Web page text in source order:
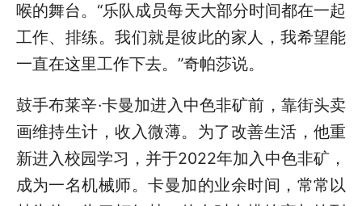
喉的舞台。“乐队成员每天大部分时间都在一起
工作、排练。我们就是彼此的家人，我希望能
一直在这里工作下去。”奇帕莎说。
鼓手布莱辛·卡曼加进入中色非矿前，靠街头卖
画维持生计，收入微薄。为了改善生活，他重
新进入校园学习，并于2022年加入中色非矿，
成为一名机械师。卡曼加的业余时间，常常以